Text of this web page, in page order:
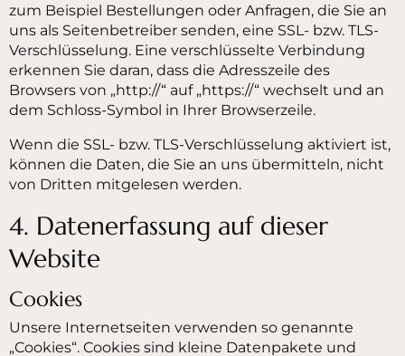
zum Beispiel Bestellungen oder Anfragen, die Sie an
uns als Seitenbetreiber senden, eine SSL- bzw. TLS-
Verschlüsselung. Eine verschlüsselte Verbindung
erkennen Sie daran, dass die Adresszeile des
Browsers von „http://“ auf „https://“ wechselt und an
dem Schloss-Symbol in Ihrer Browserzeile.
Wenn die SSL- bzw. TLS-Verschlüsselung aktiviert ist,
können die Daten, die Sie an uns übermitteln, nicht
von Dritten mitgelesen werden.
4. Datenerfassung auf dieser
Website
Cookies
Unsere Internetseiten verwenden so genannte
„Cookies“. Cookies sind kleine Datenpakete und